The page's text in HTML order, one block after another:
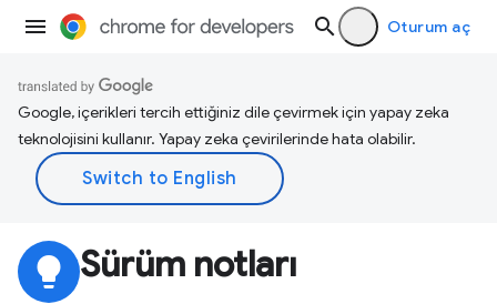
Oturum aç
Google, içerikleri tercih ettiğiniz dile çevirmek için yapay zeka
teknolojisini kullanır. Yapay zeka çevirilerinde hata olabilir.
lightbulb Sürüm notları